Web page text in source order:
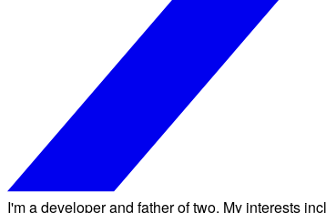
I'm a developer and father of two. My interests